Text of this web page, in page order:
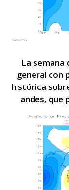
La semana
general con
histórica
andes, que